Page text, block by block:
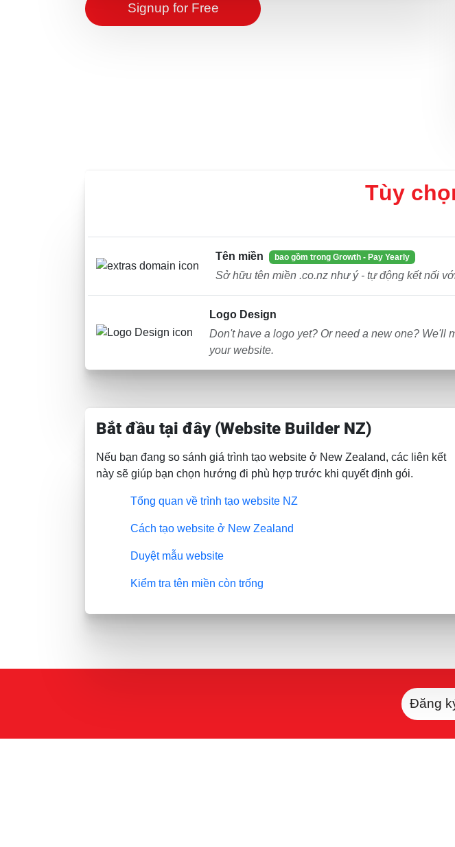
Signup for Free
Tùy
Tên miền bao gồm trong Growth - Pay Yearly
Sở hữu tên miền .co.nz như ý - tự động kết nối
Logo Design
Don't have a logo yet? Or need a new one? We'll
your website.
Bắt đầu tại đây (Website Builder NZ)
Nếu bạn đang so sánh giá trình tạo website ở New Zealand, các liên kết
này sẽ giúp bạn chọn hướng đi phù hợp trước khi quyết định gói.
Tổng quan về trình tạo website NZ
Cách tạo website ở New Zealand
Duyệt mẫu website
Kiểm tra tên miền còn trống
Đăng